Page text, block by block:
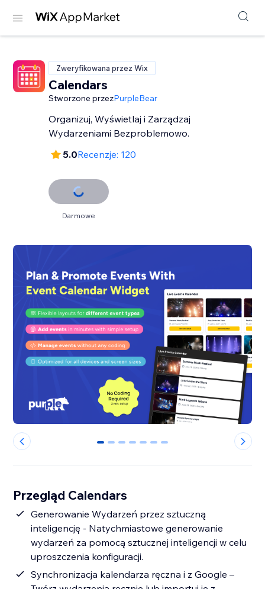
Zweryfikowana przez Wix
Calendars
Stworzone przezPurpleBear
Organizuj, Wyświetlaj i Zarządzaj
Wydarzeniami Bezproblemowo.
5.0Recenzje: 120
Darmowe
0 1 2 3 4 5 6
Przegląd Calendars
Generowanie Wydarzeń przez sztuczną
inteligencję - Natychmiastowe generowanie
wydarzeń za pomocą sztucznej inteligencji w celu
uproszczenia konfiguracji.
Synchronizacja kalendarza ręczna i z Google –